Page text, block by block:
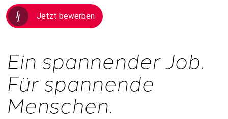
Jetzt bewerben
Ein spannender Job.
Für spannende
Menschen.